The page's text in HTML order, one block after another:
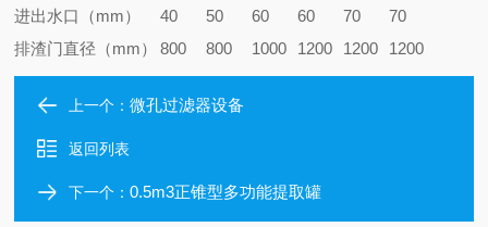
进出水口（mm）
40 50 60 60 70
70
排渣门直径（mm）
800 800 1000 1200 1200 1200
上一个：微孔过滤器设备
返回列表
下一个：0.5m3正锥型多功能提取罐